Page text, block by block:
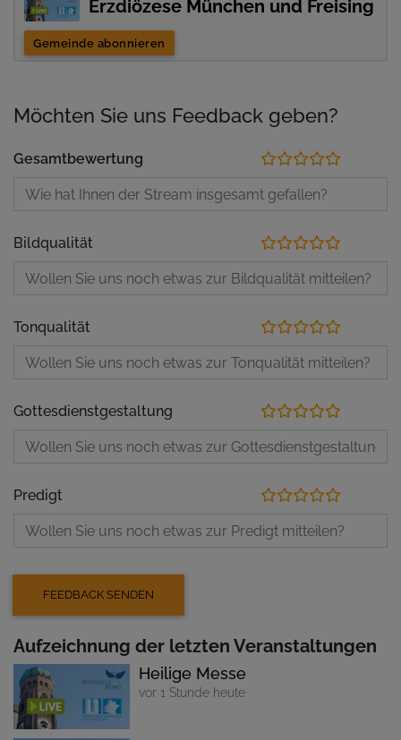
Erzdiözese München und Freising
Gemeinde abonnieren
Möchten Sie uns Feedback geben?
Gesamtbewertung
Bildqualität
Tonqualität
Gottesdienstgestaltung
Predigt
Aufzeichnung der letzten Veranstaltungen
Heilige Messe
vor 1 Stunde heute